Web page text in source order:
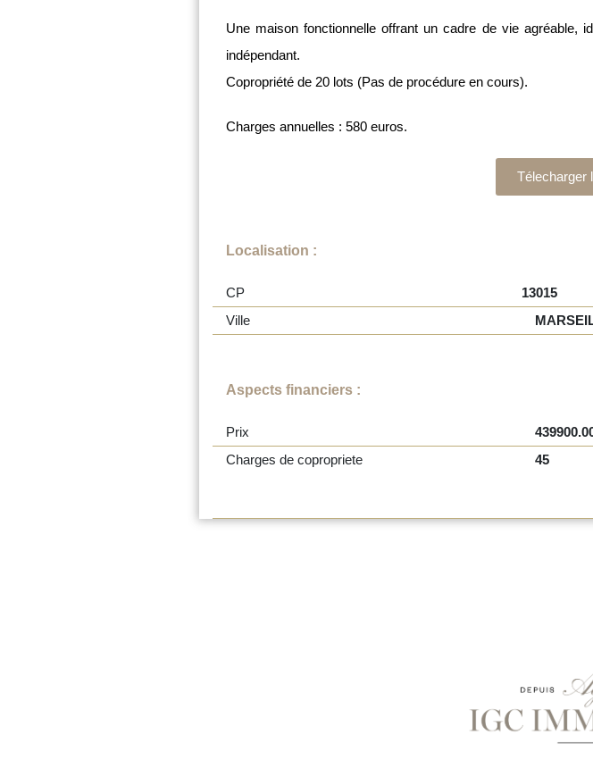
Une maison fonctionnelle offrant un cadre de vie agréable,
indépendant.
Copropriété de 20 lots (Pas de procédure en cours).
Charges annuelles : 580 euros.
Télecharger
Localisation :
CP
13015
Ville
Aspects financiers :
Prix
Charges de copropriete
45